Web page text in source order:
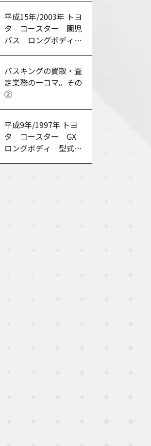
買い取りさせて頂きま
した！
平成15年/2003年 トヨ
タ コースター 園児
バス ロングボディ
した！
バスキングの買取・査
定業務の一コマ。その
②
平成9年/1997年 トヨ
タ コースター GX
ロングボディ 型式：